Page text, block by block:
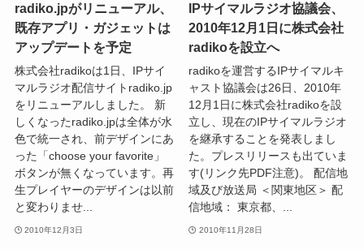
radiko.jpがリニューアル、
既存アプリ・ガジェットは
アップデートを予定
株式会社radikoは1日、IPサイ
マルラジオ配信サイトradiko.jp
をリニューアルしました。 新
しくなったradiko.jpは全体が水
色で統一され、前デザインにあ
った「choose your favorite」
ボタンが無くなっています。再
生プレイヤーのデザインは以前
と変わりませ...
2010年12月3日
IPサイマルラジオ協議会、
2010年12月1日に株式会社
radikoを設立へ
radikoを運営するIPサイマルキ
ャスト協議会は26日、2010年
12月1日に株式会社radikoを設
立し、現在のIPサイマルラジオ
を継承することを発表しまし
た。プレスリリースも出ていま
す(リンク先PDF注意)。 配信地
域及び放送局 ＜関東地区＞ 配
信地域： 東京都、...
2010年11月28日